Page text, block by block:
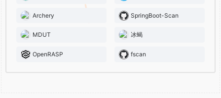
Archery SpringBoot-Scan
MDUT 冰蝎
OpenRASP fscan